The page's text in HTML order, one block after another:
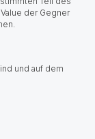
der Gegner
und auf dem